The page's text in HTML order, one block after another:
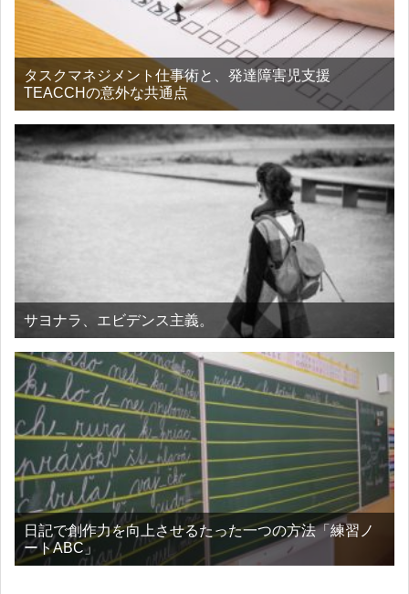
タスクマネジメント仕事術と、発達障害児支援
TEACCHの意外な共通点
サヨナラ、エビデンス主義。
日記で創作力を向上させるたった一つの方法「練習ノ
ートABC」